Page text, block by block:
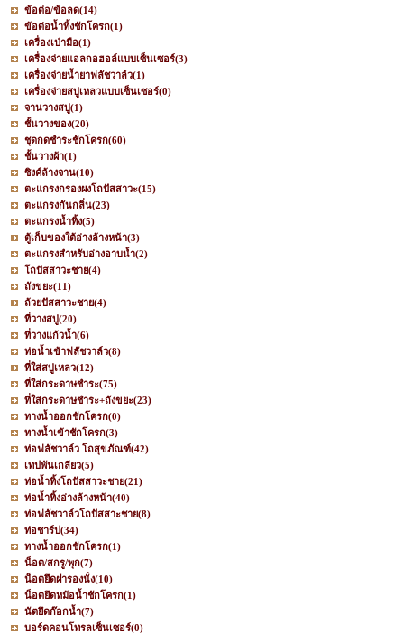
ข้อต่อ/ข้อลด(14)
ข้อต่อน้ำทิ้งชักโครก(1)
เครื่องเป่ามือ(1)
เครื่องจ่ายแอลกอฮอล์แบบเซ็นเซอร์(3)
เครื่องจ่ายน้ำยาฟลัชวาล์ว(1)
เครื่องจ่ายสบู่เหลวแบบเซ็นเซอร์(0)
จานวางสบู่(1)
ชั้นวางของ(20)
ชุดกดชำระชักโครก(60)
ชั้นวางผ้า(1)
ซิงค์ล้างจาน(10)
ตะแกรงกรองผงโถปัสสาวะ(15)
ตะแกรงกันกลิ่น(23)
ตะแกรงน้ำทิ้ง(5)
ตู้เก็บของใต้อ่างล้างหน้า(3)
ตะแกรงสำหรับอ่างอาบน้ำ(2)
โถปัสสาวะชาย(4)
ถังขยะ(11)
ถ้วยปัสสาวะชาย(4)
ที่วางสบู่(20)
ที่วางแก้วน้ำ(6)
ท่อน้ำเข้าฟลัชวาล์ว(8)
ที่ใส่สบู่เหลว(12)
ที่ใส่กระดาษชำระ(75)
ที่ใส่กระดาษชำระ+ถังขยะ(23)
ทางน้ำออกชักโครก(0)
ทางน้ำเข้าชักโครก(3)
ท่อฟลัชวาล์ว โถสุขภัณฑ์(42)
เทปพันเกลียว(5)
ท่อน้ำทิ้งโถปัสสาวะชาย(21)
ท่อน้ำทิ้งอ่างล้างหน้า(40)
ท่อฟลัชวาล์วโถปัสสาะชาย(8)
ท่อชาร์ป(34)
ทางน้ำออกชักโครก(1)
น็อต/สกรู/พุก(7)
น็อตยึดฝารองนั่ง(10)
น็อตยึดหม้อน้ำชักโครก(1)
นัตยึดก๊อกน้ำ(7)
บอร์ดคอนโทรลเซ็นเซอร์(0)